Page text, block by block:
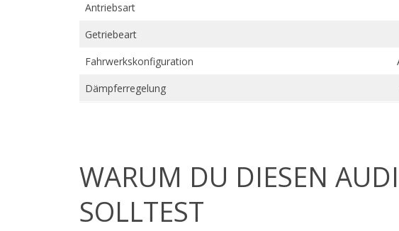
Antriebsart
Getriebeart
Fahrwerkskonfiguration
Dämpferregelung
WARUM DU DIESEN
SOLLTEST